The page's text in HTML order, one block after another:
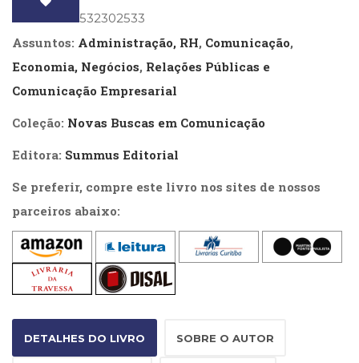
Literatura,
Ficção,
Ensaios
de
(48)
Neurolingüística)
Psicodrama
(200)
Psicologia,
Psicoterapia
(799)
e
quantidade
: 9788532302533
Assuntos: Administração, RH, Comunicação,
Economia, Negócios, Relações Públicas e
Comunicação Empresarial
Coleção: Novas Buscas em Comunicação
Editora: Summus Editorial
Se preferir, compre este livro nos sites de nossos
parceiros abaixo:
DETALHES DO LIVRO SOBRE O AUTOR